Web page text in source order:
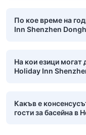
По кое време на
Inn Shenzhen
На кои езици
Holiday Inn
Какъв е
гости за басейна в